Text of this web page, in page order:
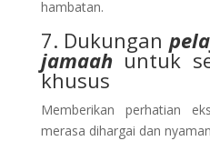
hambatan.
7. Dukungan
jamaahuntuk
khusus
Memberikan perhatian
merasa dihargai dan